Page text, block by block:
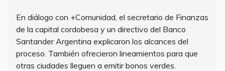
En diálogo con +Comunidad, el secretario de Finanzas
de la capital cordobesa y un directivo del Banco
Santander Argentina explicaron los alcances del
proceso. También ofrecieron lineamientos para que
otras ciudades lleguen a emitir bonos verdes.